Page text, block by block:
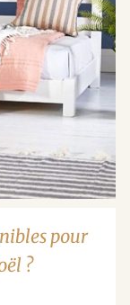
pour
?